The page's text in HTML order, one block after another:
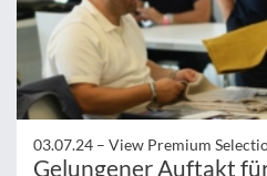
03.07.24 – View Premium
Gelungener Auftakt